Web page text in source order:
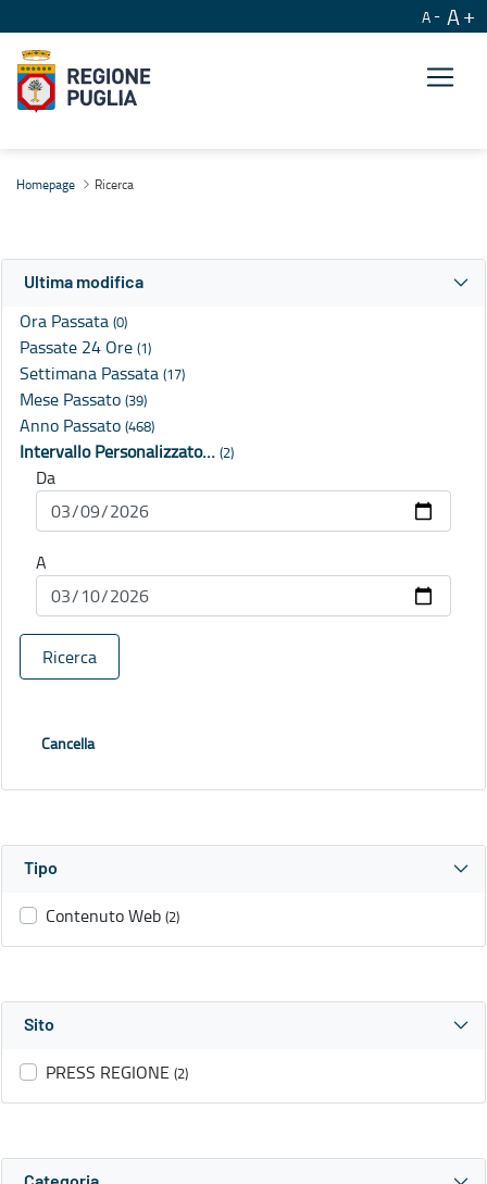
A A
Homepage Ricerca
Ultima modifica
Ora Passata (0)
Passate 24 Ore (1)
Settimana Passata (17)
Mese Passato (39)
Anno Passato (468)
Intervallo Personalizzato… (2)
Da
A
Ricerca
Cancella
Tipo
Contenuto Web (2)
Sito
PRESS REGIONE (2)